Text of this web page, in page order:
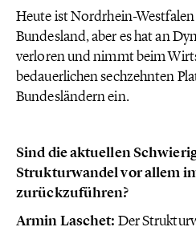
Heute ist Nordrhein-
Bundesland, aber es hat an
verloren und nimmt beim
bedauerlichen sechzehnten
Bundesländern ein.
Sind die aktuellen
Strukturwandel vor allem
zurückzuführen?
Armin Laschet: Der